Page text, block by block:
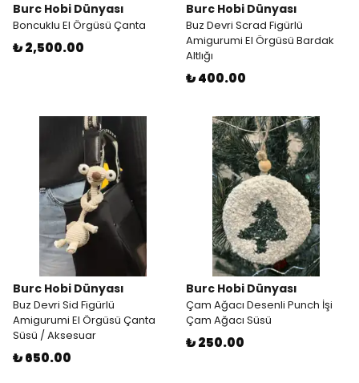
Burc Hobi Dünyası
Boncuklu El Örgüsü Çanta
₺ 2,500.00
Burc Hobi Dünyası
Buz Devri Scrad Figürlü
Amigurumi El Örgüsü Bardak
Altlığı
₺ 400.00
Burc Hobi Dünyası
Buz Devri Sid Figürlü
Amigurumi El Örgüsü Çanta
Süsü / Aksesuar
₺ 650.00
Burc Hobi Dünyası
Çam Ağacı Desenli Punch İşi
Çam Ağacı Süsü
₺ 250.00